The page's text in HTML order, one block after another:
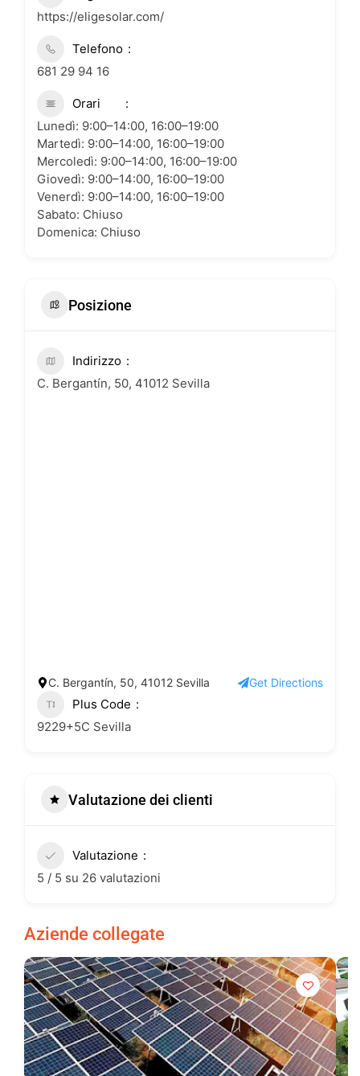
https://eligesolar.com/
Telefono
681 29 94 16
Orari
Lunedì: 9:00–14:00, 16:00–19:00
Martedì: 9:00–14:00, 16:00–19:00
Mercoledì: 9:00–14:00, 16:00–19:00
Giovedì: 9:00–14:00, 16:00–19:00
Venerdì: 9:00–14:00, 16:00–19:00
Sabato: Chiuso
Domenica: Chiuso
Posizione
Indirizzo
C. Bergantín, 50, 41012 Sevilla
C. Bergantín, 50, 41012 Sevilla Get Directions
Plus Code
9229+5C Sevilla
Valutazione dei clienti
Valutazione
5 / 5 su 26 valutazioni
Aziende collegate